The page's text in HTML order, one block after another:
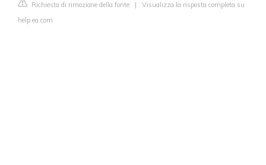
Richiesta di rimozione della fonte | Visualizza la risposta completa su
help.ea.com